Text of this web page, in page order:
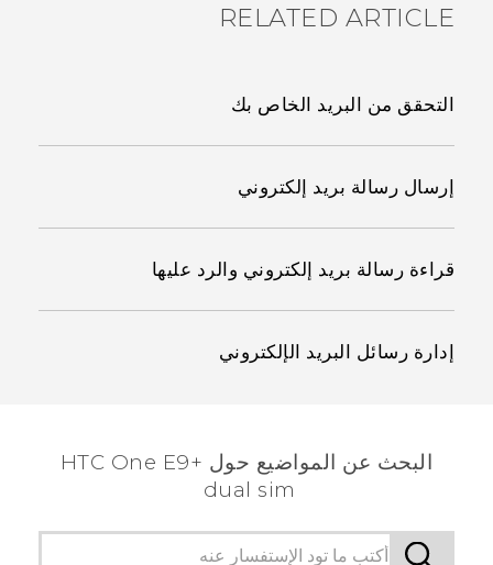
RELATED ARTICLE
التحقق من البريد الخاص بك
إرسال رسالة بريد إلكتروني
قراءة رسالة بريد إلكتروني والرد عليها
إدارة رسائل البريد الإلكتروني
البحث عن المواضيع حول HTC One E9+
dual sim